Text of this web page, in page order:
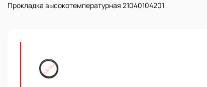
Прокладка высокотемпературная 21040104201